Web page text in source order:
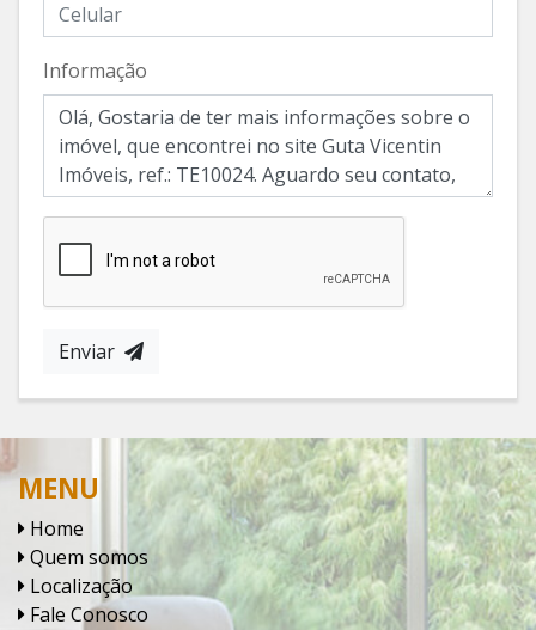
Informação
Enviar
MENU
Home
Quem somos
Localização
Fale Conosco